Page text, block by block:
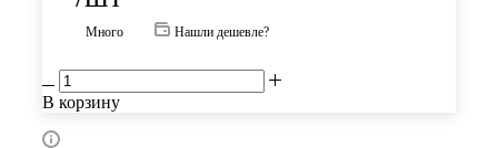
Много Нашли дешевле?
В корзину